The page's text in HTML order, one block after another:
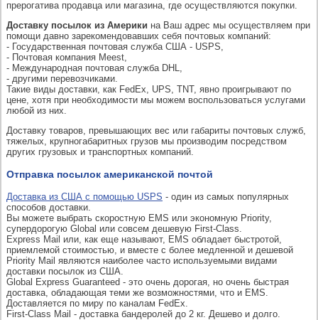
прерогатива продавца или магазина, где осуществляются покупки.
Доставку посылок из Америки на Ваш адрес мы осуществляем при
помощи давно зарекомендовавших себя почтовых компаний:
- Государственная почтовая служба США - USPS,
- Почтовая компания Meest,
- Международная почтовая служба DHL,
- другими перевозчиками.
Такие виды доставки, как FedEx, UPS, TNT, явно проигрывают по
цене, хотя при необходимости мы можем воспользоваться услугами
любой из них.
Доставку товаров, превышающих вес или габариты почтовых служб,
тяжелых, крупногабаритных грузов мы производим посредством
других грузовых и транспортных компаний.
Отправка посылок американской почтой
Доставка из США с помощью USPS - один из самых популярных
способов доставки.
Вы можете выбрать скоростную EMS или экономную Priority,
супердорогую Global или совсем дешевую First-Class.
Express Mail или, как еще называют, EMS обладает быстротой,
приемлемой стоимостью, и вместе с более медленной и дешевой
Priority Mail являются наиболее часто используемыми видами
доставки посылок из США.
Global Express Guaranteed - это очень дорогая, но очень быстрая
доставка, обладающая теми же возможностями, что и EMS.
Доставляется по миру по каналам FedEx.
First-Class Mail - доставка бандеролей до 2 кг. Дешево и долго.